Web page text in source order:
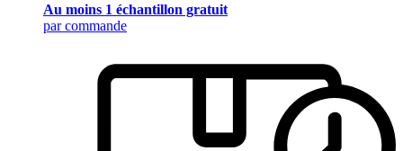
Au moins 1 échantillon gratuit
par commande